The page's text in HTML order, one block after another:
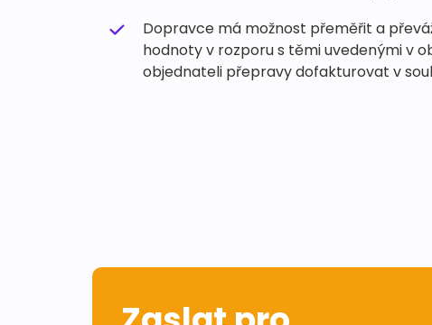
Dopravce má možnost přeměřit a
hodnoty v rozporu s těmi uvedenými v
objednateli přepravy dofakturovat v